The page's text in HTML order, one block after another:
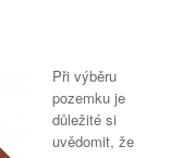
Při výběru
pozemku je
důležité si
uvědomit, že